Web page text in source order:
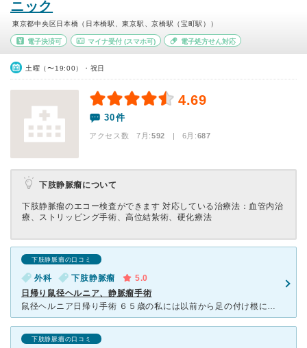
ニック
東京都中央区日本橋（日本橋駅、東京駅、京橋駅（宝町駅））
電子決済可 マイナ受付(スマホ可) 電子処方せん対応
土曜（〜19:00）・祝日
4.69
30件
アクセス数 7月:592 | 6月:687
下肢静脈瘤について
下肢静脈瘤のエコー検査ができます 対応している治療法：血管内治
療、ストリッピング手術、高位結紮術、硬化療法
下肢静脈瘤の口コミ
外科 下肢静脈瘤
5.0
日帰り鼠径ヘルニア、静脈瘤手術
鼠径ヘルニア日帰り手術 ６５歳の私には以前から足の付け根に痛みがあり、足の付け根に腫物のようなたんこぶ状態のものが出来上がって来て、その後突然激痛が走り救急車で病院に運ばれて行った先の病院で鼠径ヘル
下肢静脈瘤の口コミ